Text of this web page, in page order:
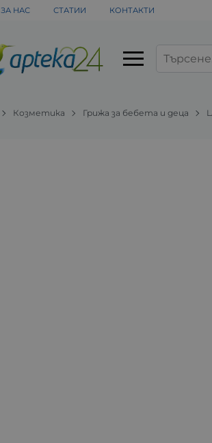
ЗА НАС СТАТИИ КОНТАКТИ
Козметика Грижа за бебета и деца